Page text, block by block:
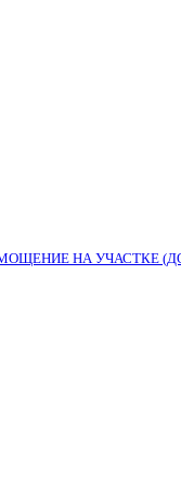
НА УЧАСТКЕ